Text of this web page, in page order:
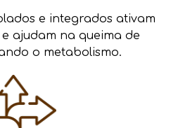
e integrados ativam
ajudam na queima de
o metabolismo.